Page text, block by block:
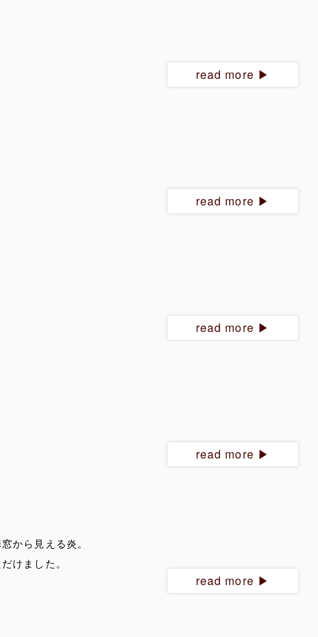
read more ▶︎
read more ▶︎
read more ▶︎
read more ▶︎
から見える炎。
けました。
read more ▶︎